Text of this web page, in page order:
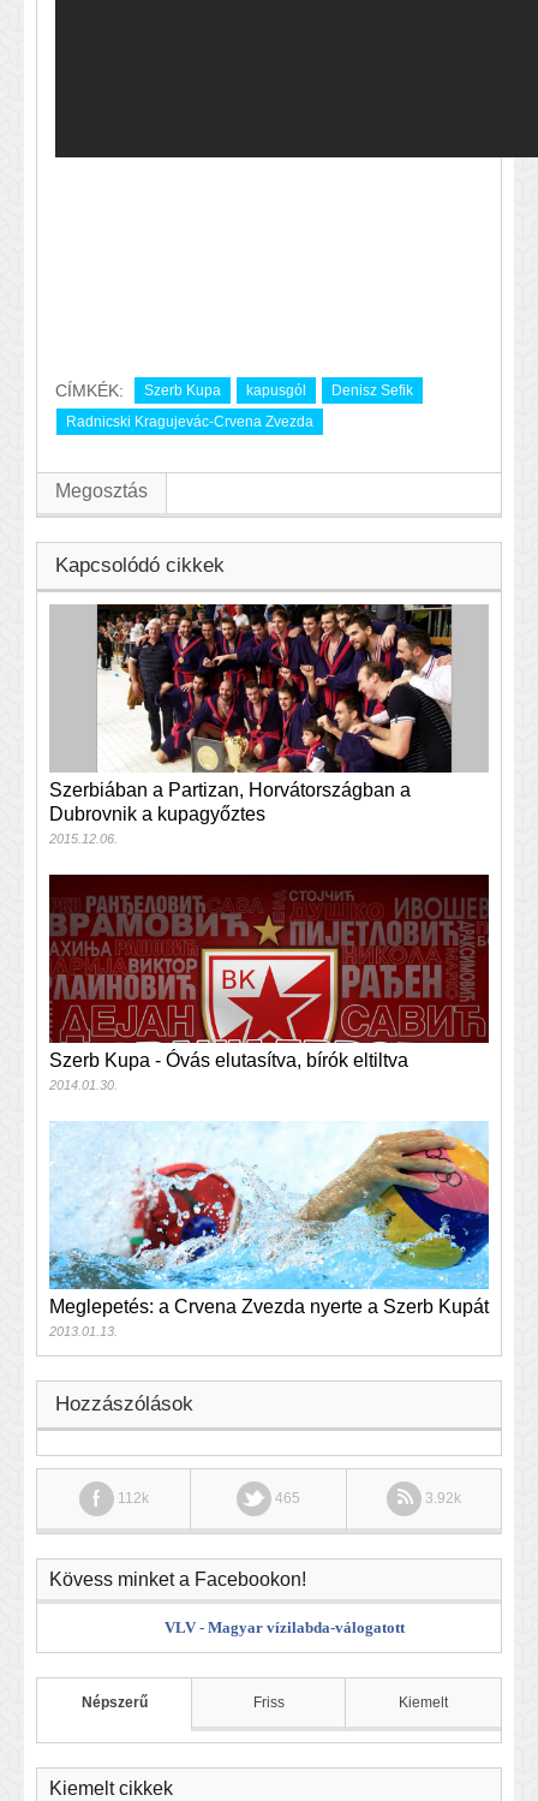
CÍMKÉK: Szerb Kupa kapusgól
Denisz Sefik
Radnicski Kragujevác-Crvena Zvezda
Megosztás
Kapcsolódó cikkek
Szerbiában a Partizan, Horvátországban a
Dubrovnik a kupagyőztes
2015.12.06.
Szerb Kupa - Óvás elutasítva, bírók eltiltva
2014.01.30.
Meglepetés: a Crvena Zvezda nyerte a Szerb Kupát
2013.01.13.
Hozzászólások
112k 465 3.92k
Kövess minket a Facebookon!
VLV - Magyar vízilabda-válogatott
Népszerű Friss Kiemelt
Kiemelt cikkek